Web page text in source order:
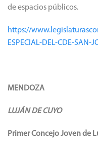
de espacios públicos.
https://
ESPECIAL-DEL-CDE-SAN-
MENDOZA
LUJÁN DE CUYO
Primer Concejo Joven de